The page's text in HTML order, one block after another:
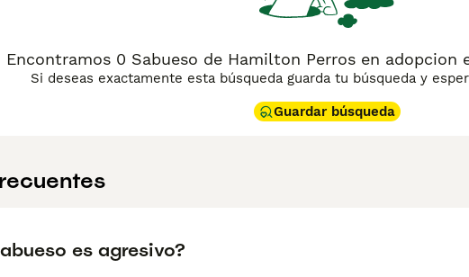
Encontramos 0 Sabueso de Hamilton Perros en adopcion
Si deseas exactamente esta búsqueda guarda tu búsqueda y
Guardar búsqueda
es agresivo?